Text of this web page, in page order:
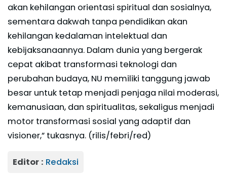
akan kehilangan orientasi spiritual dan sosialnya,
sementara dakwah tanpa pendidikan akan
kehilangan kedalaman intelektual dan
kebijaksanaannya. Dalam dunia yang bergerak
cepat akibat transformasi teknologi dan
perubahan budaya, NU memiliki tanggung jawab
besar untuk tetap menjadi penjaga nilai moderasi,
kemanusiaan, dan spiritualitas, sekaligus menjadi
motor transformasi sosial yang adaptif dan
visioner,” tukasnya. (rilis/febri/red)
Editor : Redaksi